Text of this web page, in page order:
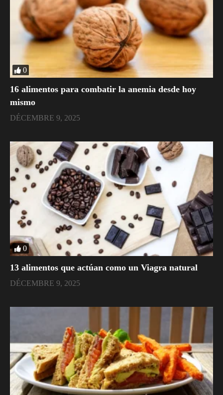
0
16 alimentos para combatir la anemia desde hoy
mismo
DÉCEMBRE 9, 2025
0
​13 alimentos que actúan como un Viagra natural
DÉCEMBRE 9, 2025